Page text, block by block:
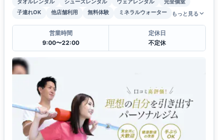
タオルレンタル シューズレンタル ウェアレンタル
完全個室
子連れOK
他店舗利用 無料体験 ミネラルウォーター もっと見る
営業時間
9:00〜22:00
定休日
不定休